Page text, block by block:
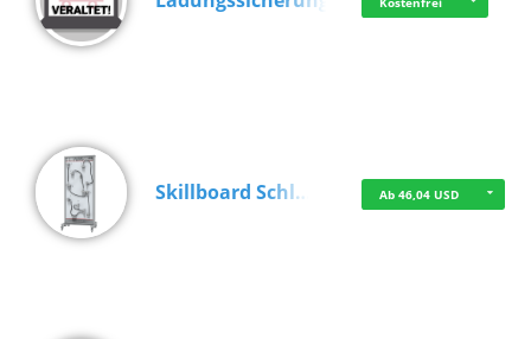
Skillboard Schl… Ab 46,04 USD